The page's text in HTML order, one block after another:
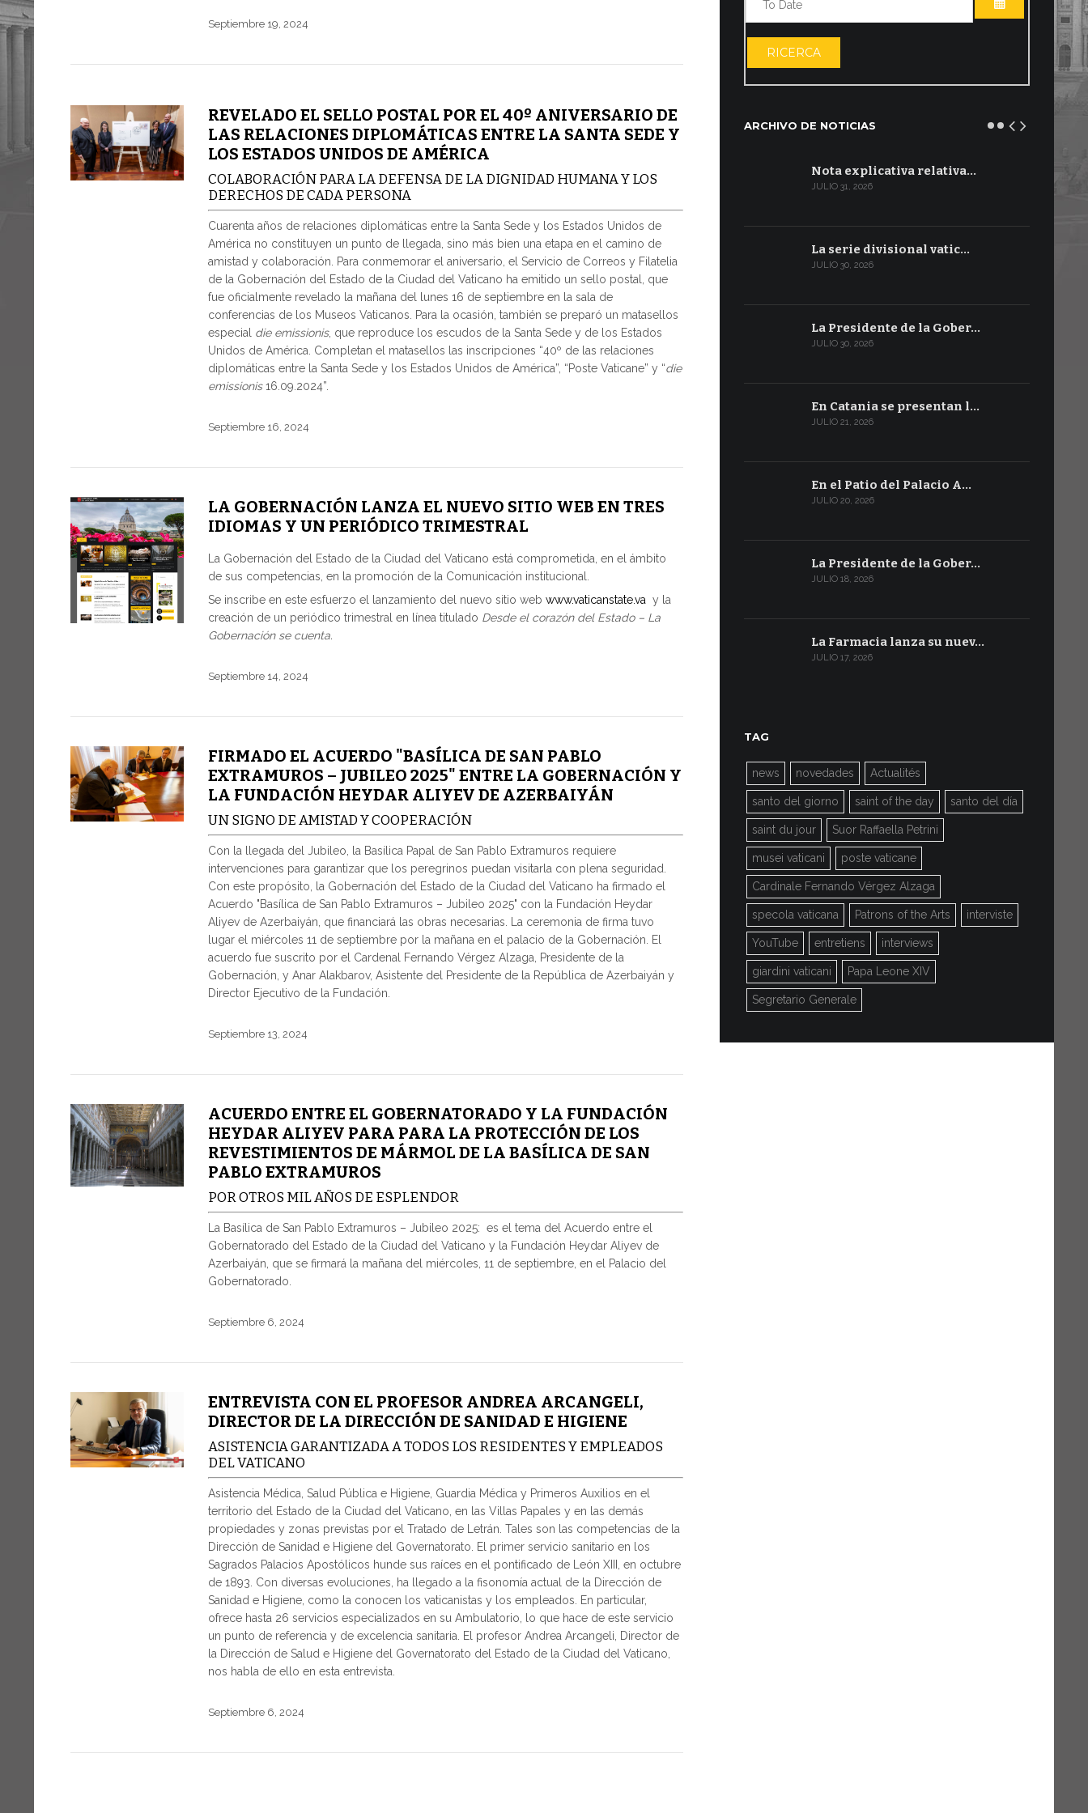
Septiembre 19, 2024
REVELADO EL SELLO POSTAL POR EL 40º ANIVERSARIO DE
LAS RELACIONES DIPLOMÁTICAS ENTRE LA SANTA SEDE Y
LOS ESTADOS UNIDOS DE AMÉRICA
COLABORACIÓN PARA LA DEFENSA DE LA DIGNIDAD HUMANA Y LOS
DERECHOS DE CADA PERSONA
Cuarenta años de relaciones diplomáticas entre la Santa Sede y los Estados Unidos de
América no constituyen un punto de llegada, sino más bien una etapa en el camino de
amistad y colaboración. Para conmemorar el aniversario, el Servicio de Correos y Filatelia
de la Gobernación del Estado de la Ciudad del Vaticano ha emitido un sello postal, que
fue oficialmente revelado la mañana del lunes 16 de septiembre en la sala de
conferencias de los Museos Vaticanos. Para la ocasión, también se preparó un matasellos
especial die emissionis, que reproduce los escudos de la Santa Sede y de los Estados
Unidos de América. Completan el matasellos las inscripciones “40º de las relaciones
diplomáticas entre la Santa Sede y los Estados Unidos de América”, “Poste Vaticane” y “die
emissionis16.09.2024”.
Septiembre 16, 2024
LA GOBERNACIÓN LANZA EL NUEVO SITIO WEB EN TRES
IDIOMAS Y UN PERIÓDICO TRIMESTRAL
La Gobernación del Estado de la Ciudad del Vaticano está comprometida, en el ámbito
de sus competencias, en la promoción de la Comunicación institucional.
Se inscribe en este esfuerzo el lanzamiento del nuevo sitio web www.vaticanstate.va y la
creación de un periódico trimestral en línea titulado Desde el corazón del Estado – La
Gobernación se cuenta.
Septiembre 14, 2024
FIRMADO EL ACUERDO "BASÍLICA DE SAN PABLO
EXTRAMUROS – JUBILEO 2025" ENTRE LA GOBERNACIÓN Y
LA FUNDACIÓN HEYDAR ALIYEV DE AZERBAIYÁN
UN SIGNO DE AMISTAD Y COOPERACIÓN
Con la llegada del Jubileo, la Basílica Papal de San Pablo Extramuros requiere
intervenciones para garantizar que los peregrinos puedan visitarla con plena seguridad.
Con este propósito, la Gobernación del Estado de la Ciudad del Vaticano ha firmado el
Acuerdo "Basílica de San Pablo Extramuros – Jubileo 2025" con la Fundación Heydar
Aliyev de Azerbaiyán, que financiará las obras necesarias. La ceremonia de firma tuvo
lugar el miércoles 11 de septiembre por la mañana en el palacio de la Gobernación. El
acuerdo fue suscrito por el Cardenal Fernando Vérgez Alzaga, Presidente de la
Gobernación, y Anar Alakbarov, Asistente del Presidente de la República de Azerbaiyán y
Director Ejecutivo de la Fundación.
Septiembre 13, 2024
ACUERDO ENTRE EL GOBERNATORADO Y LA FUNDACIÓN
HEYDAR ALIYEV PARA PARA LA PROTECCIÓN DE LOS
REVESTIMIENTOS DE MÁRMOL DE LA BASÍLICA DE SAN
PABLO EXTRAMUROS
POR OTROS MIL AÑOS DE ESPLENDOR
La Basílica de San Pablo Extramuros – Jubileo 2025: es el tema del Acuerdo entre el
Gobernatorado del Estado de la Ciudad del Vaticano y la Fundación Heydar Aliyev de
Azerbaiyán, que se firmará la mañana del miércoles, 11 de septiembre, en el Palacio del
Gobernatorado.
Septiembre 6, 2024
ENTREVISTA CON EL PROFESOR ANDREA ARCANGELI,
DIRECTOR DE LA DIRECCIÓN DE SANIDAD E HIGIENE
ASISTENCIA GARANTIZADA A TODOS LOS RESIDENTES Y EMPLEADOS
DEL VATICANO
Asistencia Médica, Salud Pública e Higiene, Guardia Médica y Primeros Auxilios en el
territorio del Estado de la Ciudad del Vaticano, en las Villas Papales y en las demás
propiedades y zonas previstas por el Tratado de Letrán. Tales son las competencias de la
Dirección de Sanidad e Higiene del Governatorato. El primer servicio sanitario en los
Sagrados Palacios Apostólicos hunde sus raíces en el pontificado de León XIII, en octubre
de 1893. Con diversas evoluciones, ha llegado a la fisonomía actual de la Dirección de
Sanidad e Higiene, como la conocen los vaticanistas y los empleados. En particular,
ofrece hasta 26 servicios especializados en su Ambulatorio, lo que hace de este servicio
un punto de referencia y de excelencia sanitaria. El profesor Andrea Arcangeli, Director de
la Dirección de Salud e Higiene del Governatorato del Estado de la Ciudad del Vaticano,
nos habla de ello en esta entrevista.
Septiembre 6, 2024
ABRIR EL
RICERCA
ARCHIVO DE NOTICIAS
Nota explicativa relativa…
JULIO 31, 2026
La serie divisional vatic…
JULIO 30, 2026
La Presidente de la Gober…
JULIO 30, 2026
En Catania se presentan l…
JULIO 21, 2026
En el Patio del Palacio A…
JULIO 20, 2026
La Presidente de la Gober…
JULIO 18, 2026
La Farmacia lanza su nuev…
JULIO 17, 2026
TAG
news novedades Actualités
santo del giorno saint of the day santo del día
saint du jour Suor Raffaella Petrini
musei vaticani poste vaticane
Cardinale Fernando Vérgez Alzaga
specola vaticana Patrons of the Arts interviste
YouTube entretiens interviews
giardini vaticani Papa Leone XIV
Segretario Generale